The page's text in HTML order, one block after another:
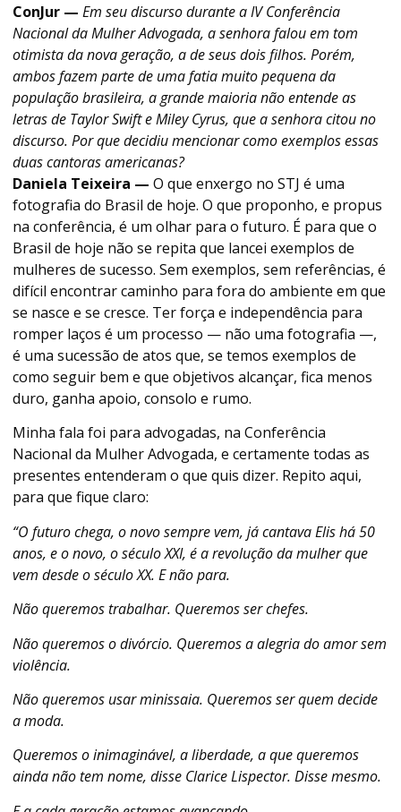
ConJur — Em seu discurso durante a IV Conferência
Nacional da Mulher Advogada, a senhora falou em tom
otimista da nova geração, a de seus dois filhos. Porém,
ambos fazem parte de uma fatia muito pequena da
população brasileira, a grande maioria não entende as
letras de Taylor Swift e Miley Cyrus, que a senhora citou no
discurso. Por que decidiu mencionar como exemplos essas
duas cantoras americanas?
Daniela Teixeira — O que enxergo no STJ é uma
fotografia do Brasil de hoje. O que proponho, e propus
na conferência, é um olhar para o futuro. É para que o
Brasil de hoje não se repita que lancei exemplos de
mulheres de sucesso. Sem exemplos, sem referências, é
difícil encontrar caminho para fora do ambiente em que
se nasce e se cresce. Ter força e independência para
romper laços é um processo — não uma fotografia —,
é uma sucessão de atos que, se temos exemplos de
como seguir bem e que objetivos alcançar, fica menos
duro, ganha apoio, consolo e rumo.
Minha fala foi para advogadas, na Conferência
Nacional da Mulher Advogada, e certamente todas as
presentes entenderam o que quis dizer. Repito aqui,
para que fique claro:
“O futuro chega, o novo sempre vem, já cantava Elis há 50
anos, e o novo, o século XXI, é a revolução da mulher que
vem desde o século XX. E não para.
Não queremos trabalhar. Queremos ser chefes.
Não queremos o divórcio. Queremos a alegria do amor sem
violência.
Não queremos usar minissaia. Queremos ser quem decide
a moda.
Queremos o inimaginável, a liberdade, a que queremos
ainda não tem nome, disse Clarice Lispector. Disse mesmo.